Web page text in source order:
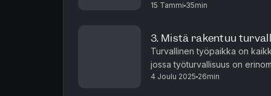
osa vahingoista sattui
15 Tammi 35min
3. Mistä rakentuu
Turvallinen työpaikka on
jossa työturvallisuus on
onnistuttu luomaan sellainen
4 Joulu 2025 26min